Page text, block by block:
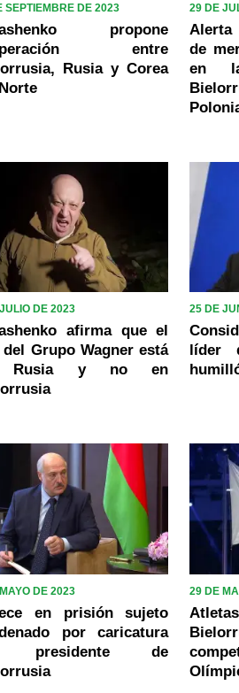
SEPTIEMBRE DE 2023
propone
entre
Rusia y Corea
29 DE
Alerta
de
en
DE 2023
afirma que el
del Grupo Wagner está
Rusia y no en
25 DE
líder
DE 2023
en prisión sujeto
por caricatura
presidente de
29 DE